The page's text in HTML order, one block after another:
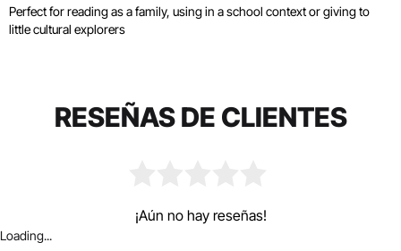
Perfect for reading as a family, using in a school context or giving to
little cultural explorers
RESEÑAS DE CLIENTES
¡Aún no hay reseñas!
Loading...